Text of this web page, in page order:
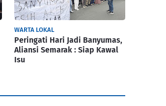
WARTA LOKAL
Peringati Hari Jadi Banyumas,
Aliansi Semarak : Siap Kawal
Isu